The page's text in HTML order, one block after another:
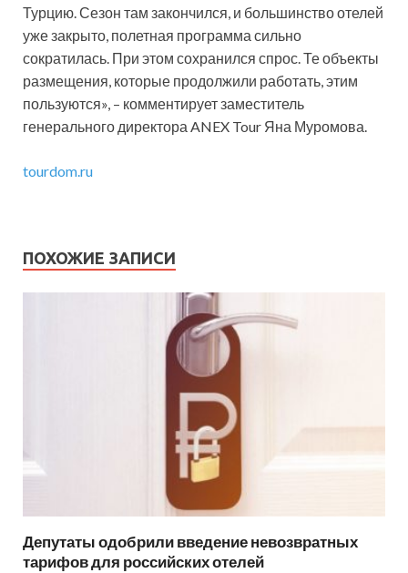
Турцию. Сезон там закончился, и большинство отелей
уже закрыто, полетная программа сильно
сократилась. При этом сохранился спрос. Те объекты
размещения, которые продолжили работать, этим
пользуются», – комментирует заместитель
генерального директора ANEX Tour Яна Муромова.
tourdom.ru
ПОХОЖИЕ ЗАПИСИ
Депутаты одобрили введение невозвратных
тарифов для российских отелей